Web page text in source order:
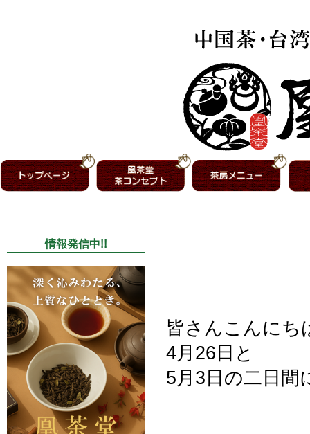
情報発信中!!
皆さんこんにち
4月26日と
5月3日の二日間